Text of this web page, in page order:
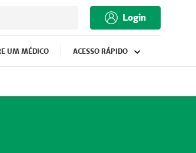
Login
UM MÉDICO ACESSO RÁPIDO